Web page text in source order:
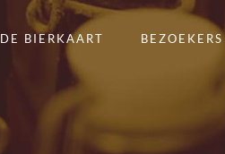
DE BIERKAART BEZOEKERS